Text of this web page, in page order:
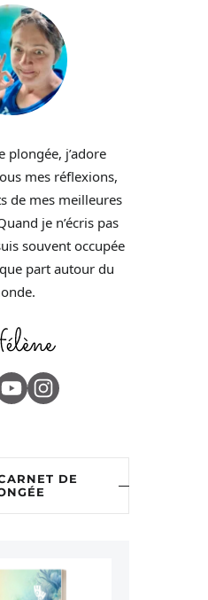
plongée, j’adore
mes réflexions,
de mes meilleures
je n’écris pas
souvent occupée
part autour du
DE